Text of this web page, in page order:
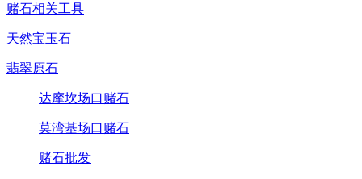
赌石相关工具
天然宝玉石
翡翠原石
达摩坎场口赌石
莫湾基场口赌石
赌石批发